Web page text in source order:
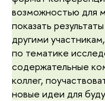
возможностью для
показать
другими
по тематике
содержательные
коллег,
новые идеи для